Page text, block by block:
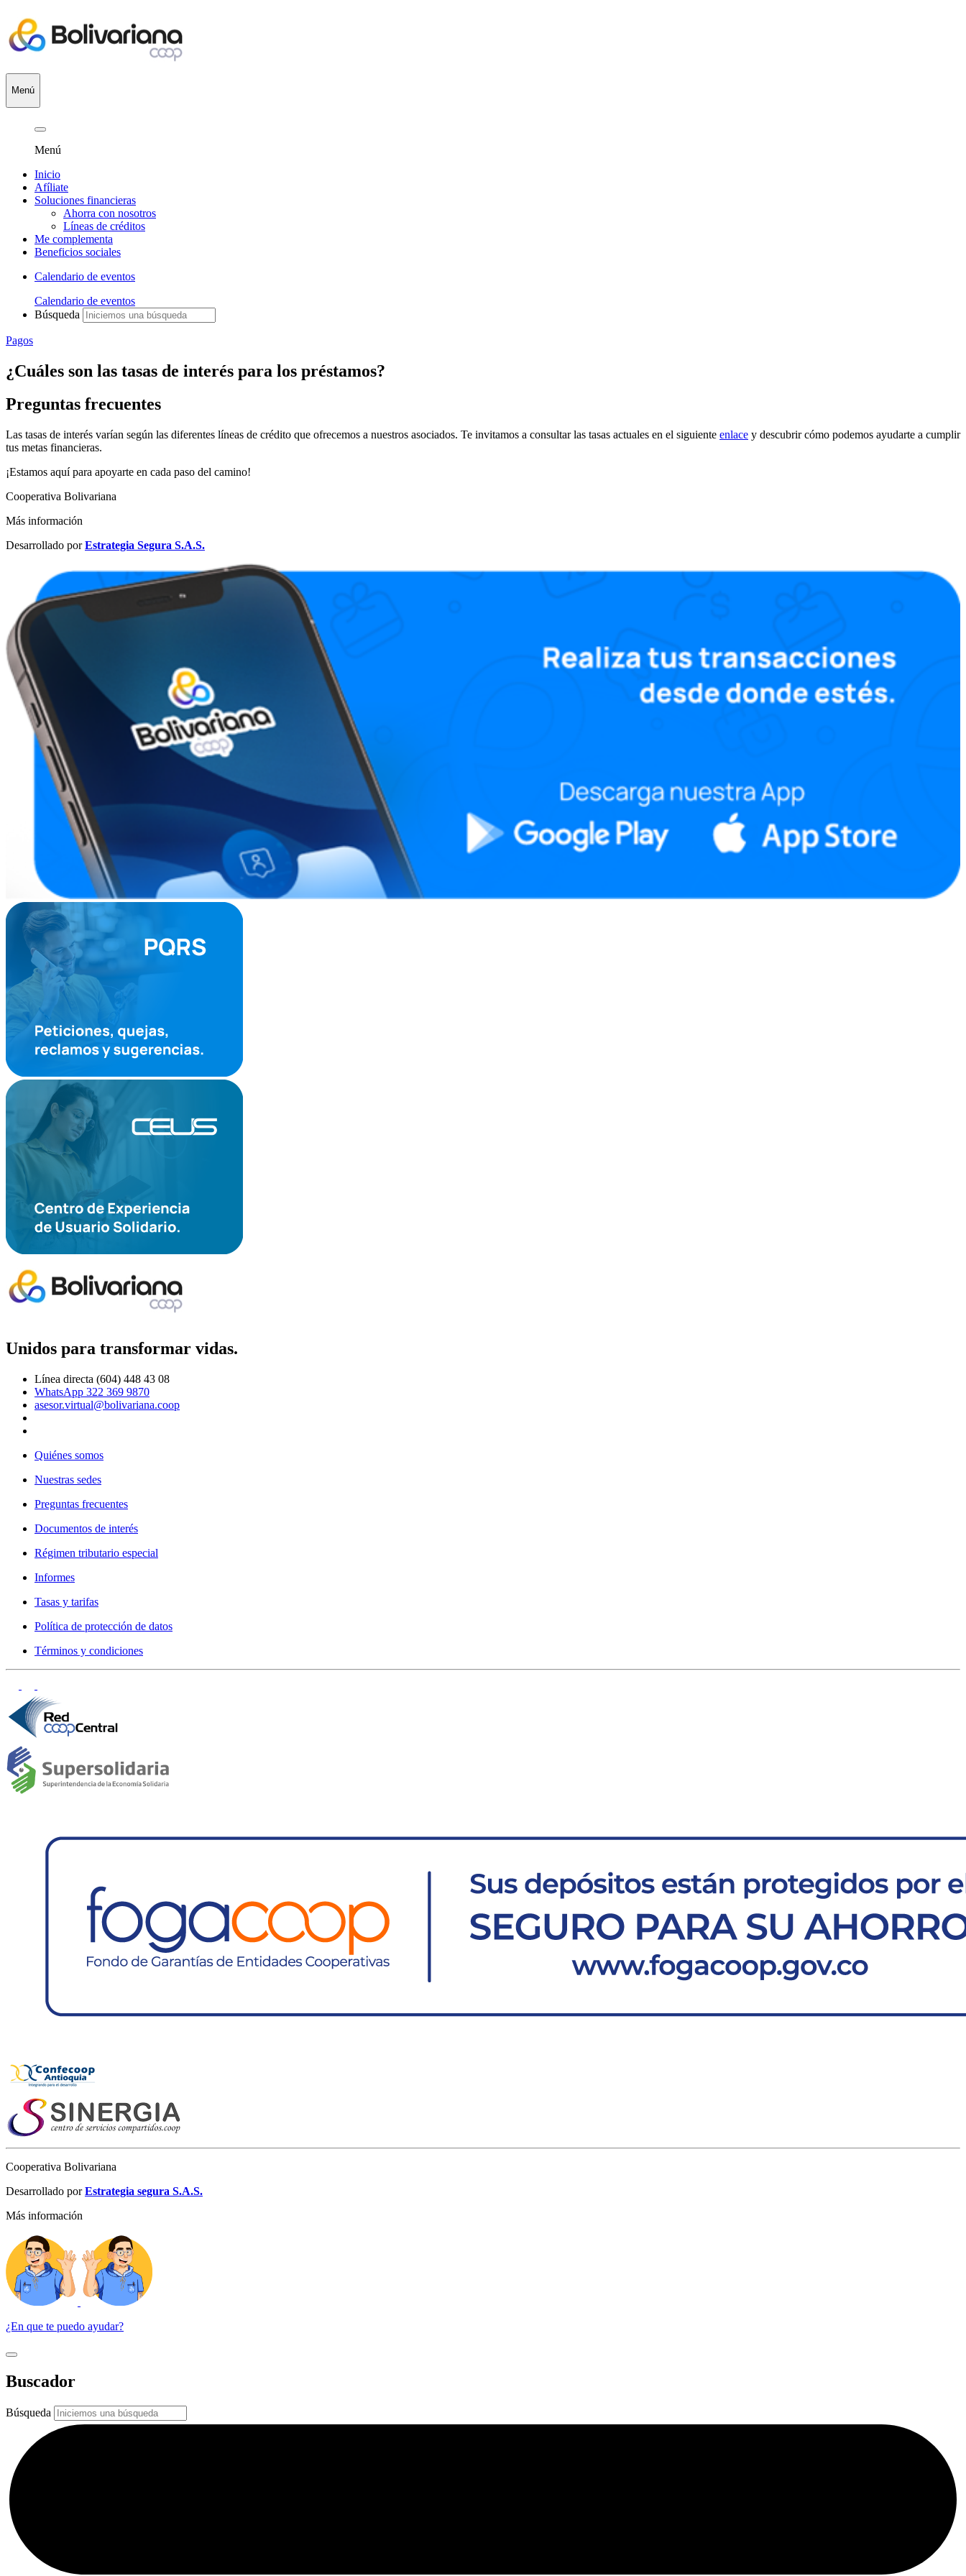
Menú
Menú
Inicio
Afíliate
Soluciones financieras
Ahorra con nosotros
Líneas de créditos
Me complementa
Beneficios sociales
Calendario de eventos
Calendario de eventos
Búsqueda
Pagos
¿Cuáles son las tasas de interés para los préstamos?
Preguntas frecuentes
Las tasas de interés varían según las diferentes líneas de crédito que ofrecemos a nuestros asociados. Te invitamos a consultar las tasas actuales en el siguiente enlace y descubrir cómo podemos ayudarte a cumplir
tus metas financieras.
¡Estamos aquí para apoyarte en cada paso del camino!
Cooperativa Bolivariana
Más información
Desarrollado porEstrategia Segura S.A.S.
Unidos para transformar vidas.
Línea directa (604) 448 43 08
WhatsApp 322 369 9870
asesor.virtual@bolivariana.coop
Quiénes somos
Nuestras sedes
Preguntas frecuentes
Documentos de interés
Régimen tributario especial
Informes
Tasas y tarifas
Política de protección de datos
Términos y condiciones
Cooperativa Bolivariana
Desarrollado porEstrategia segura S.A.S.
Más información
¿En que te puedo ayudar?
Buscador
Búsqueda